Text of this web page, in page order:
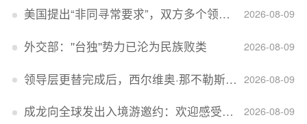
2026-08-09
美国提出“非同寻常要求”，双方多个领域分歧依旧，印美贸易谈判进入“关键阶段”
2026-08-09
外交部：''台独''势力已沦为民族败类
2026-08-09
领导层更替完成后，西尔维奥·那不勒斯出任Lucid首席执行官
2026-08-09
成龙向全球发出入境游邀约：欢迎感受无滤镜的真实中国